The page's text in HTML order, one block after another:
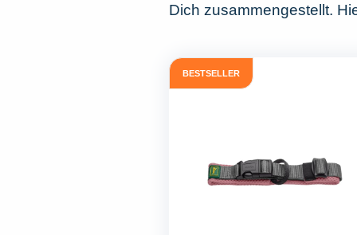
Dich zusammengestellt.
BESTSELLER